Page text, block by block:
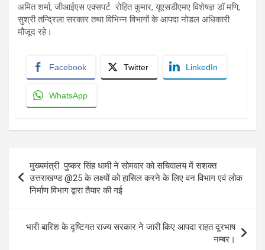
अमित शर्मा, जीआईएस एक्सपर्ट रोहित कुमार, यूएसडीएमए विशेषज्ञ डॉ मणि,
सुश्री तन्द्रिला सरकार तथा विभिन्न विभागों के आपदा नोडल अधिकारी
मौजूद रहे।
Facebook Twitter LinkedIn
WhatsApp
navigation
मुख्यमंत्री पुष्कर सिंह धामी ने सोमवार को सचिवालय में सशक्त
उत्तराखण्ड @25 के लक्ष्यों को हासिल करने के लिए वन विभाग एवं लोक
निर्माण विभाग द्वारा तैयार की गई
भारी बारिश के दृष्टिगत राज्य सरकार ने जारी किए आपदा राहत दूरभाष
नम्बर।